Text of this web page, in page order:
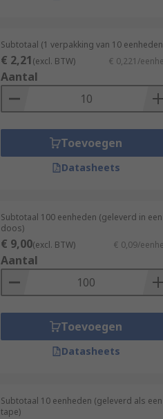
Subtotaal (1 verpakking van 10
€ 2,21(excl. BTW) € 0,221/
Aantal
Toevoegen
Datasheets
Subtotaal 100 eenheden (geleverd in een
doos)
€ 9,00(excl. BTW) € 0,09/
Aantal
Toevoegen
Datasheets
Subtotaal 10 eenheden (geleverd als een
tape)